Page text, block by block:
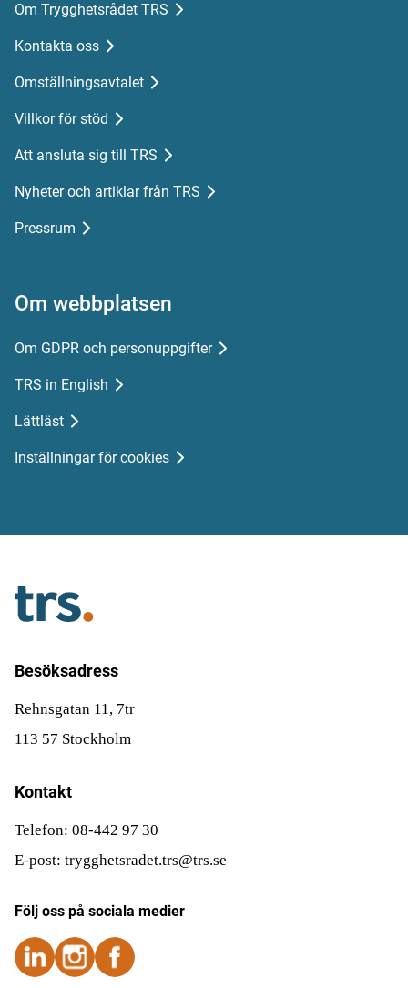
Om Trygghetsrådet TRS
Kontakta oss
Omställningsavtalet
Villkor för stöd
Att ansluta sig till TRS
Nyheter och artiklar från TRS
Pressrum
Om webbplatsen
Om GDPR och personuppgifter
TRS in English
Lättläst
Inställningar för cookies
Besöksadress
Rehnsgatan 11, 7tr
113 57 Stockholm
Kontakt
Telefon: 08-442 97 30
E-post: trygghetsradet.trs@trs.se
Följ oss på sociala medier
Följ oss på Instagram
Följ oss på Instagram